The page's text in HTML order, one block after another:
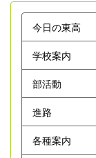
今日の東高
学校案内
部活動
進路
各種案内